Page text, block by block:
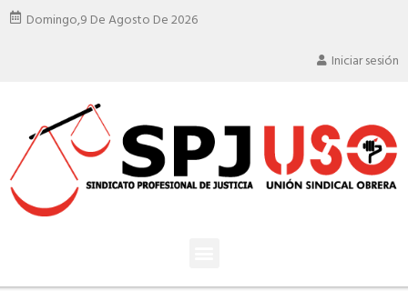
Domingo,9 De Agosto De 2026
Iniciar sesión